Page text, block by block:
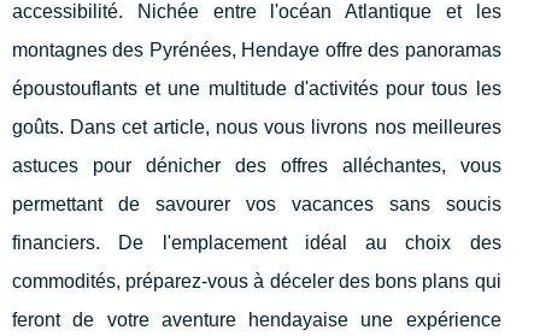
accessibilité. Nichée entre l'océan Atlantique et les
montagnes des Pyrénées, Hendaye offre des panoramas
époustouflants et une multitude d'activités pour tous les
goûts. Dans cet article, nous vous livrons nos meilleures
astuces pour dénicher des offres alléchantes, vous
permettant de savourer vos vacances sans soucis
financiers. De l'emplacement idéal au choix des
commodités, préparez-vous à déceler des bons plans qui
feront de votre aventure hendayaise une expérience